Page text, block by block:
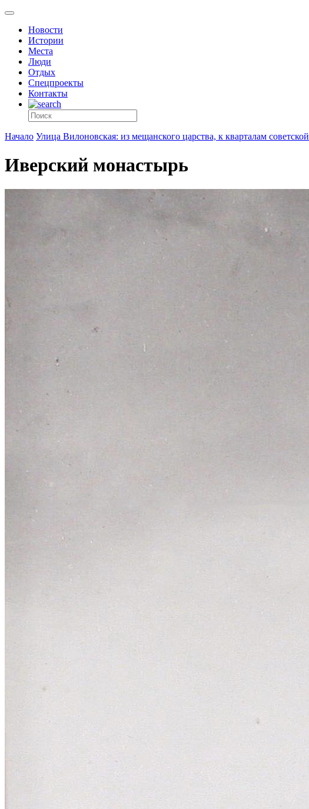
Новости
Истории
Места
Люди
Отдых
Спецпроекты
Контакты
Начало Улица Вилоновская: из мещанского царства, к кварталам
Иверский монастырь